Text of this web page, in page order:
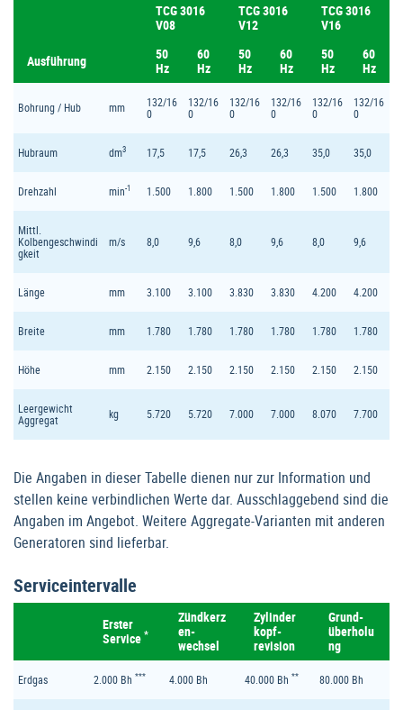
TCG 3016
V08
TCG 3016
V12
TCG 3016
V16
Ausführung
50
Hz
60
Hz
50
Hz
60
Hz
50
Hz
60
Hz
Bohrung / Hub mm
132/16
0
132/16
0
132/16
0
132/16
0
132/16
0
132/16
0
Hubraum dm3 17,5 17,5 26,3 26,3 35,0 35,0
Drehzahl min-1 1.500 1.800 1.500 1.800 1.500 1.800
Mittl.
Kolbengeschwindi
gkeit
m/s 8,0 9,6 8,0 9,6 8,0 9,6
Länge mm 3.100 3.100 3.830 3.830 4.200 4.200
Breite mm 1.780 1.780 1.780 1.780 1.780 1.780
Höhe mm 2.150 2.150 2.150 2.150 2.150 2.150
Leergewicht
Aggregat
kg 5.720 5.720 7.000 7.000 8.070 7.700
Die Angaben in dieser Tabelle dienen nur zur Information und
stellen keine verbindlichen Werte dar. Ausschlaggebend sind die
Angaben im Angebot. Weitere Aggregate-Varianten mit anderen
Generatoren sind lieferbar.
Serviceintervalle
Erster
Service *
Zündkerz
en-
wechsel
Zylinder
kopf-
revision
Grund-
überholu
ng
Erdgas 2.000 Bh *** 4.000 Bh 40.000 Bh ** 80.000 Bh